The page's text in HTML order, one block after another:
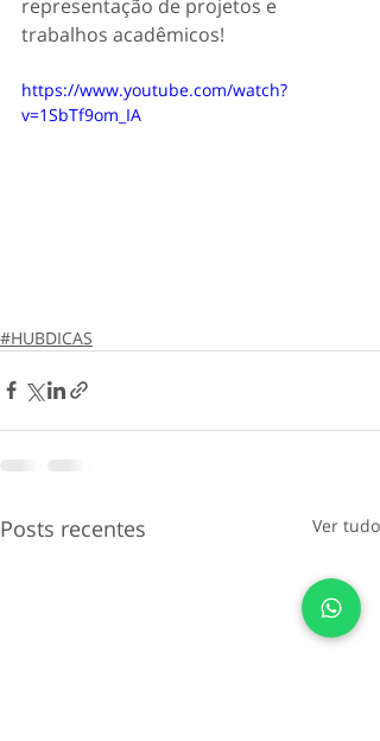
representação de projetos e
trabalhos acadêmicos!
https://www.youtube.com/watch?
v=1SbTf9om_IA
#HUBDICAS
Posts recentes Ver tudo